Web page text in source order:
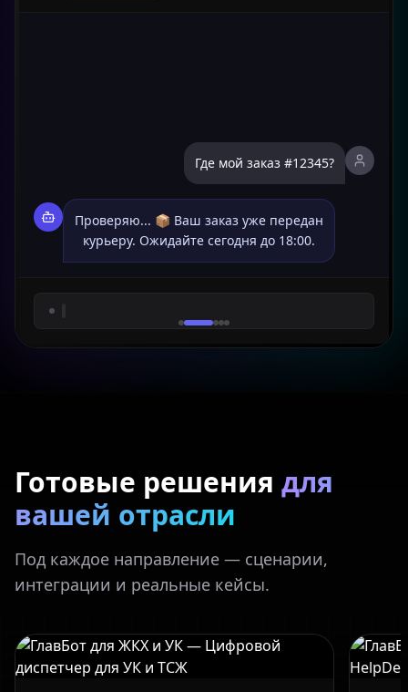
Где мой заказ #12345?
Проверяю... 📦 Ваш заказ уже передан
курьеру. Ожидайте сегодня до 18:00.
Готовые решения для
вашей отрасли
Под каждое направление — сценарии,
интеграции и реальные кейсы.